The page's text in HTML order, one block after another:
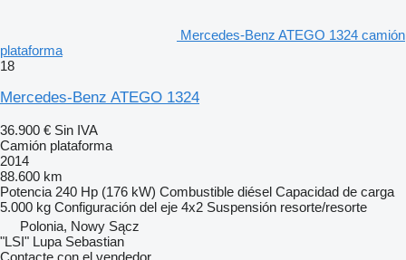
Mercedes-Benz ATEGO 1324 camión
plataforma
18
Mercedes-Benz ATEGO 1324
36.900 € Sin IVA
Camión plataforma
2014
88.600 km
Potencia 240 Hp (176 kW) Combustible diésel Capacidad de carga
5.000 kg Configuración del eje 4x2 Suspensión resorte/resorte
Polonia, Nowy Sącz
"LSI" Lupa Sebastian